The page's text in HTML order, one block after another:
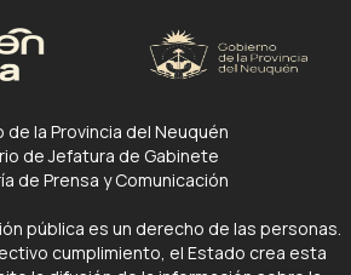
de la Provincia del Neuquén
de Jefatura de Gabinete
de Prensa y Comunicación
pública es un derecho de las personas.
cumplimiento, el Estado crea esta